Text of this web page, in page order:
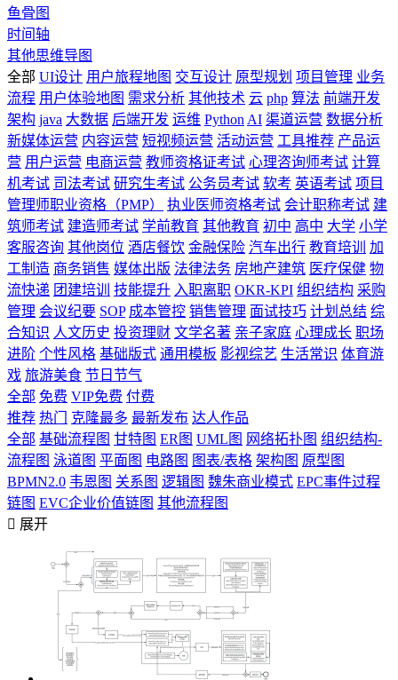
鱼骨图
时间轴
其他思维导图
全部 UI设计 用户旅程地图 交互设计 原型规划 项目管理 业务
流程 用户体验地图 需求分析 其他技术 云 php 算法 前端开发
架构 java 大数据 后端开发 运维 Python AI 渠道运营 数据分析
新媒体运营 内容运营 短视频运营 活动运营 工具推荐 产品运
营 用户运营 电商运营 教师资格证考试 心理咨询师考试 计算
机考试 司法考试 研究生考试 公务员考试 软考 英语考试 项目
管理师职业资格（PMP）
执业医师资格考试 会计职称考试 建
筑师考试 建造师考试 学前教育 其他教育 初中 高中 大学 小学
客服咨询 其他岗位 酒店餐饮 金融保险 汽车出行 教育培训
加
工制造 商务销售 媒体出版 法律法务 房地产建筑 医疗保健 物
流快递 团建培训 技能提升 入职离职 OKR-KPI 组织结构 采购
管理 会议纪要 SOP 成本管控 销售管理 面试技巧 计划总结 综
合知识 人文历史 投资理财 文学名著 亲子家庭 心理成长 职场
进阶 个性风格 基础版式 通用模板 影视综艺 生活常识 体育游
戏 旅游美食 节日节气
全部 免费 VIP免费 付费
推荐 热门 克隆最多 最新发布 达人作品
全部 基础流程图 甘特图 ER图 UML图 网络拓扑图 组织结构-
流程图 泳道图 平面图 电路图 图表/表格 架构图 原型图
BPMN2.0 韦恩图 关系图 逻辑图 魏朱商业模式 EPC事件过程
链图 EVC企业价值链图 其他流程图
 展开